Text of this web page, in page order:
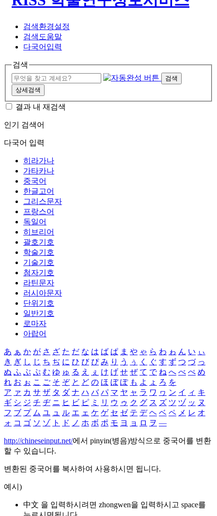
검색환경설정
검색도움말
다국어입력
검색
검색
상세검색
결과 내 재검색
인기 검색어
다국어 입력
히라가나
가타카나
중국어
한글고어
그리스문자
프랑스어
독일어
히브리어
괄호기호
학술기호
기술기호
첨자기호
라틴문자
러시아문자
단위기호
일반기호
로마자
아랍어
あ ぁ か が さ ざ た だ な は ば ぱ ま や ゃ ら わ ゎ ん い ぃ
き ぎ し じ ち ぢ に ひ び ぴ み り う ぅ く ぐ す ず つ づ っ
ぬ ふ ぶ ぷ む ゆ ゅ る え ぇ け げ せ ぜ て で ね へ べ ぺ め
れ お ぉ こ ご そ ぞ と ど の ほ ぼ ぽ も よ ょ ろ を
ア ァ カ サ ザ タ ダ ナ ハ バ パ マ ヤ ャ ラ ワ ヮ ン イ ィ キ
ギ シ ジ チ ヂ ニ ヒ ビ ピ ミ リ ウ ゥ ク グ ス ズ ツ ヅ ッ ヌ
フ ブ プ ム ユ ュ ル エ ェ ケ ゲ セ ゼ テ デ ヘ ベ ペ メ レ オ
ォ コ ゴ ソ ゾ ト ド ノ ホ ボ ポ モ ヨ ョ ロ ヲ ―
http://chineseinput.net/에서 pinyin(병음)방식으로 중국어를 변환
할 수 있습니다.
변환된 중국어를 복사하여 사용하시면 됩니다.
예시)
中文 을 입력하시려면 zhongwen을 입력하시고 space를